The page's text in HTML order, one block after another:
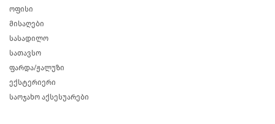
ოფისი
მისაღები
სასადილო
სათავსო
ფარდა/ჟალუზი
ექსტერიერი
საოჯახო აქსესუარები